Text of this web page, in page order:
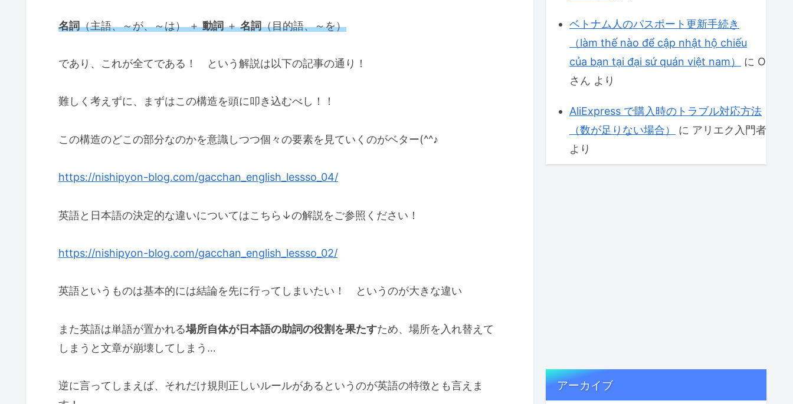
名詞（主語、～が、～は） ＋動詞＋名詞（目的語、～を）
であり、これが全てである！ という解説は以下の記事の通り！
難しく考えずに、まずはこの構造を頭に叩き込むべし！！
この構造のどこの部分なのかを意識しつつ個々の要素を見ていくのがベター(^^♪
https://nishipyon-blog.com/gacchan_english_lessso_04/
英語と日本語の決定的な違いについてはこちら↓の解説をご参照ください！
https://nishipyon-blog.com/gacchan_english_lessso_02/
英語というものは基本的には結論を先に行ってしまいたい！ というのが大きな違い
また英語は単語が置かれる場所自体が日本語の助詞の役割を果たすため、場所を入れ替えて
しまうと文章が崩壊してしまう…
逆に言ってしまえば、それだけ規則正しいルールがあるというのが英語の特徴とも言えま
ベトナム人のパスポート更新手続き
（làm thế nào để cập nhật hộ chiếu
của bạn tại đại sứ quán việt nam）
に O
さん より
AliExpress で購入時のトラブル対応方法
（数が足りない場合）
に アリエク入門者
より
アーカイブ